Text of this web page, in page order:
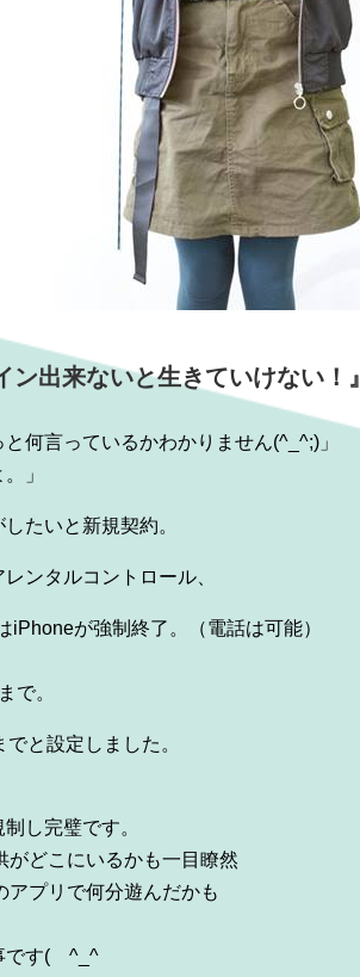
ン出来ないと生きていけない！』
何言っているかわかりません(^_ ^;)」
」
たいと新規契約。
ンタルコントロール、
iPhoneが強制終了。（電話は可能）
で。
と設定しました。
し完璧です。
がどこにいるかも一目瞭然
アプリで何分遊んだかも
です(
^_^